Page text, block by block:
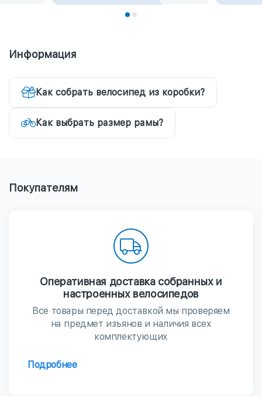
Информация
Как собрать велосипед из коробки?
Как выбрать размер рамы?
Покупателям
Оперативная доставка собранных и
настроенных велосипедов
Все товары перед доставкой мы проверяем
на предмет изъянов и наличия всех
комплектующих
Подробнее